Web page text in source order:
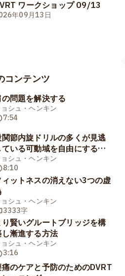
ワークショップ 09/13
年09月13日
コンテンツ
問題を解決する
シュ・ヘンキン
7:54
節内旋ドリルの多くが見逃
ている可動域を自由にする方
シュ・ヘンキン
8:10
ィットネスの消えない3つの虚
シュ・ヘンキン
3333字
り賢いグルートブリッジを構
漸進する方法
シュ・ヘンキン
3:16
のケアと予防のためのDVRT